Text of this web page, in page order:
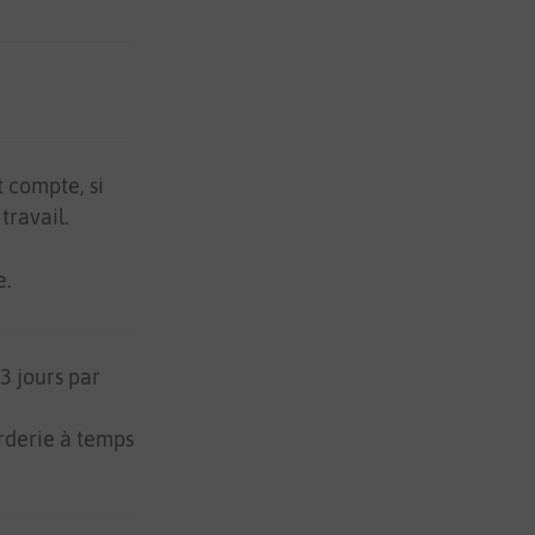
si
travail.
jours par
à temps